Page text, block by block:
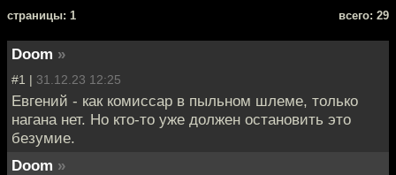
cтраницы: 1 всего: 29
Doom »
#1 | 31.12.23 12:25
Евгений - как комиссар в пыльном шлеме, только
нагана нет. Но кто-то уже должен остановить это
безумие.
Doom »